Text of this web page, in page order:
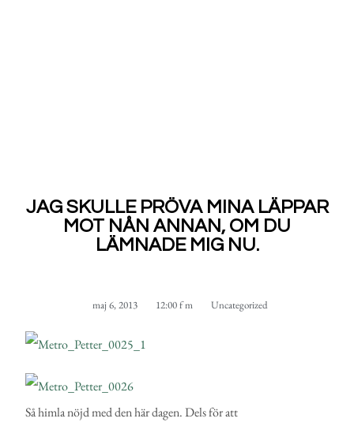
JAG SKULLE PRÖVA MINA LÄPPAR
MOT NÅN ANNAN, OM DU
LÄMNADE MIG NU.
maj 6, 2013 12:00 f m Uncategorized
Så himla nöjd med den här dagen. Dels för att